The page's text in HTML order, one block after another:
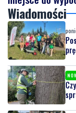
Wiadomości